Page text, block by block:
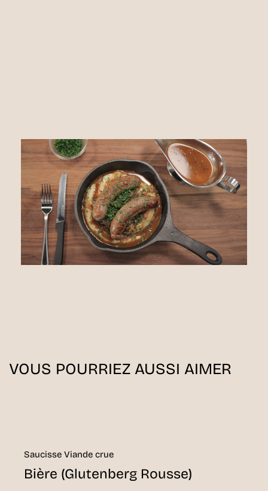
VOUS POURRIEZ AUSSI AIMER
Saucisse Viande crue
Bière (Glutenberg Rousse)